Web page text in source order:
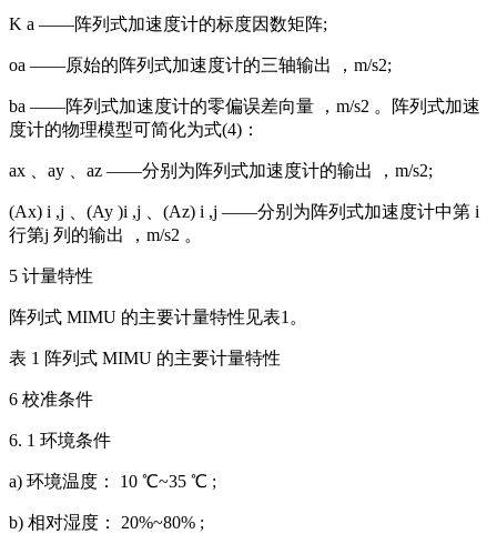
K a ——阵列式加速度计的标度因数矩阵;
oa ——原始的阵列式加速度计的三轴输出 ，m/s2;
ba ——阵列式加速度计的零偏误差向量 ，m/s2 。阵列式加速
度计的物理模型可简化为式(4)：
ax 、ay 、az ——分别为阵列式加速度计的输出 ，m/s2;
(Ax) i ,j 、(Ay )i ,j 、(Az) i ,j ——分别为阵列式加速度计中第 i
行第j 列的输出 ，m/s2 。
5 计量特性
阵列式 MIMU 的主要计量特性见表1。
表 1 阵列式 MIMU 的主要计量特性
6 校准条件
6. 1 环境条件
a) 环境温度： 10 ℃~35 ℃ ;
b) 相对湿度： 20%~80% ;